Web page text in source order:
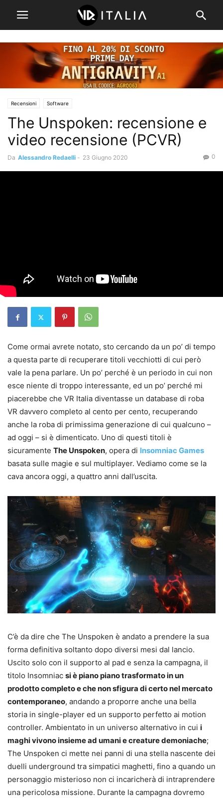
Recensioni Software
The Unspoken: recensione e
video recensione (PCVR)
Da Alessandro Redaelli - 23 Giugno 2020 0
Come ormai avrete notato, sto cercando da un po’ di tempo
a questa parte di recuperare titoli vecchiotti di cui però
vale la pena parlare. Un po’ perché è un periodo in cui non
esce niente di troppo interessante, ed un po’ perché mi
piacerebbe che VR Italia diventasse un database di roba
VR davvero completo al cento per cento, recuperando
anche la roba di primissima generazione di cui qualcuno –
ad oggi – si è dimenticato. Uno di questi titoli è
sicuramente The Unspoken, opera di Insomniac Games
basata sulle magie e sul multiplayer. Vediamo come se la
cava ancora oggi, a quattro anni dall’uscita.
C’è da dire che The Unspoken è andato a prendere la sua
forma definitiva soltanto dopo diversi mesi dal lancio.
Uscito solo con il supporto al pad e senza la campagna, il
titolo Insomniac si è piano piano trasformato in un
prodotto completo e che non sfigura di certo nel mercato
contemporaneo, andando a proporre anche una bella
storia in single-player ed un supporto perfetto ai motion
controller. Ambientato in un universo alternativo in cui i
maghi vivono insieme ad umani e creature demoniache;
The Unspoken ci mette nei panni di una stella nascente dei
duelli underground tra simpatici maghetti, fino a quando un
personaggio misterioso non ci incaricherà di intraprendere
una pericolosa missione. Durante la campagna dovremo